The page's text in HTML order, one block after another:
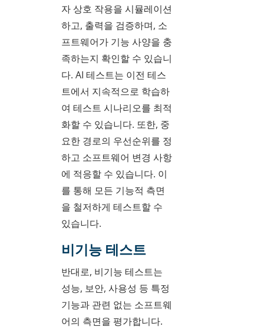
자 상호 작용을 시뮬레이션
하고, 출력을 검증하며, 소
프트웨어가 기능 사양을 충
족하는지 확인할 수 있습니
다. AI 테스트는 이전 테스
트에서 지속적으로 학습하
여 테스트 시나리오를 최적
화할 수 있습니다. 또한, 중
요한 경로의 우선순위를 정
하고 소프트웨어 변경 사항
에 적응할 수 있습니다. 이
를 통해 모든 기능적 측면
을 철저하게 테스트할 수
있습니다.
비기능 테스트
반대로, 비기능 테스트는
성능, 보안, 사용성 등 특정
기능과 관련 없는 소프트웨
어의 측면을 평가합니다.